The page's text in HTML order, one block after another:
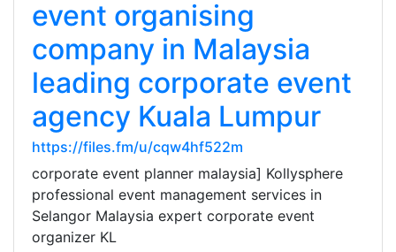
event organising
company in Malaysia
leading corporate event
agency Kuala Lumpur
https://files.fm/u/cqw4hf522m
corporate event planner malaysia] Kollysphere
professional event management services in
Selangor Malaysia expert corporate event
organizer KL